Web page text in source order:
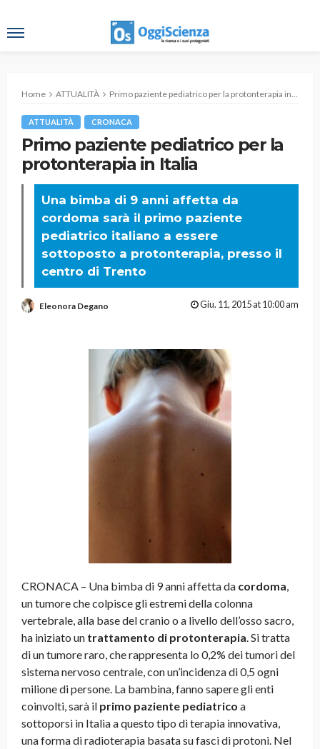
Home ATTUALITÀ Primo paziente pediatrico per la protonterapia in Italia
ATTUALITÀ CRONACA
Primo paziente pediatrico per la
protonterapia in Italia
Una bimba di 9 anni affetta da
cordoma sarà il primo paziente
pediatrico italiano a essere
sottoposto a protonterapia, presso il
centro di Trento
Eleonora Degano Giu. 11, 2015 at 10:00 am
CRONACA – Una bimba di 9 anni affetta da cordoma,
un tumore che colpisce gli estremi della colonna
vertebrale, alla base del cranio o a livello dell’osso sacro,
ha iniziato un trattamento di protonterapia. Si tratta
di un tumore raro, che rappresenta lo 0,2% dei tumori del
sistema nervoso centrale, con un’incidenza di 0,5 ogni
milione di persone. La bambina, fanno sapere gli enti
coinvolti, sarà il primo paziente pediatrico a
sottoporsi in Italia a questo tipo di terapia innovativa,
una forma di radioterapia basata su fasci di protoni. Nel